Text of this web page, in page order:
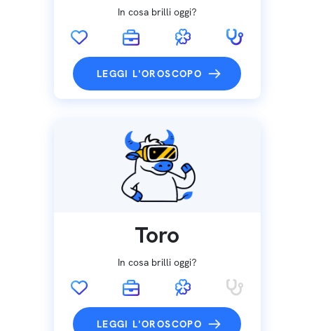
In cosa brilli oggi?
LEGGI L'OROSCOPO
Toro
In cosa brilli oggi?
LEGGI L'OROSCOPO